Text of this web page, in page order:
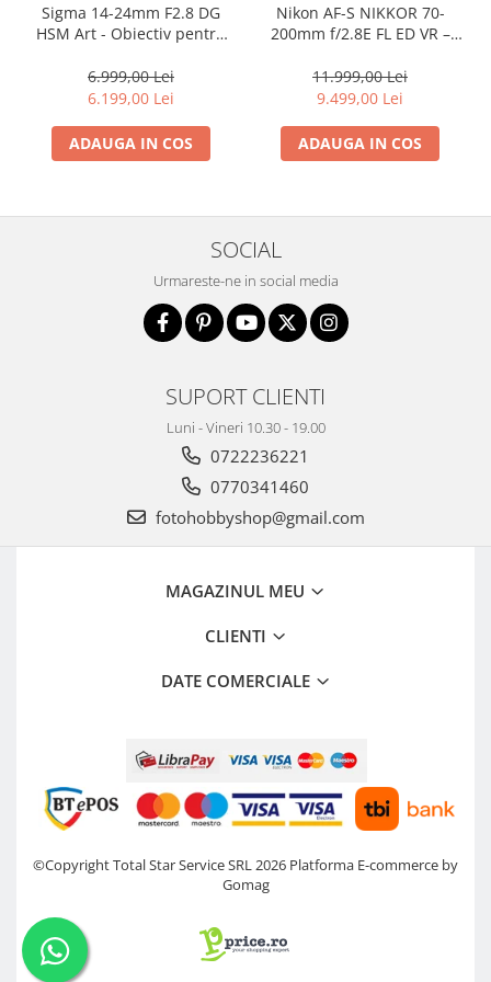
Trepiede si monopiede
Trepiede foto
Trepiede video
Trepied / Monopied Carbon
Trepiede pentru compacte /
webcam-uri
Placute cap trepied
Huse trepied / stativ lumini
Accesorii trepiede si monopiede
Studio/Lumini si accesorii
Blitz-uri mobile, cu acumulatori
Accesorii Blitz-uri studio
Stative/boom-uri pentru lumini
Suporti pentru fundaluri
Blende
Corturi si mese pt. fotografia de
Declansatoare Radio si Infrarosu
Huse si genti pentru studio
Sigma 14-24mm F2.8 DG
HSM Art - Obiectiv pentru
6.999,00 Lei
6.199,00 Lei
ADAUGA IN COS
Nikon AF-S NIKKOR 70-
200mm f/2.8E FL ED VR –
Profesional
11.999,00 Lei
9.499,00 Lei
ADAUGA IN COS
SOCIAL
Urmareste-ne in social media
SUPORT CLIENTI
Luni - Vineri 10.30 - 19.00
0722236221
0770341460
fotohobbyshop@gmail.com
MAGAZINUL MEU
CLIENTI
DATE COMERCIALE
©Copyright Total Star Service SRL 2026 Platforma E-commerce by
Gomag